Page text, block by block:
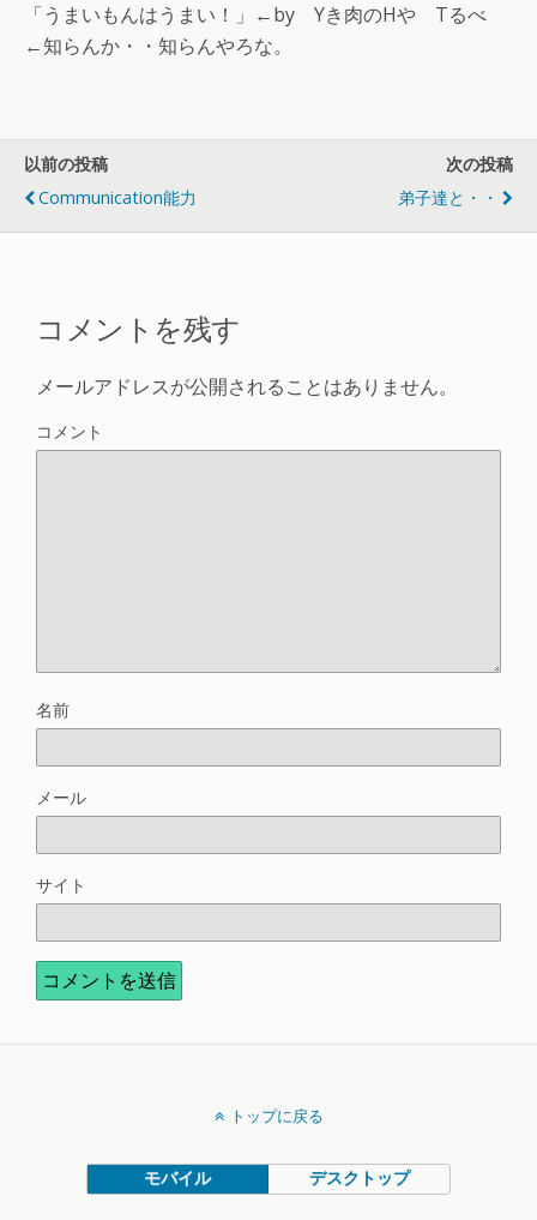
「うまいもんはうまい！」←by Yき肉のHや Tるべ
←知らんか・・知らんやろな。
以前の投稿
Communication能力
次の投稿
弟子達と・・
コメントを残す
メールアドレスが公開されることはありません。
コメント
名前
メール
サイト
トップに戻る
モバイル デスクトップ